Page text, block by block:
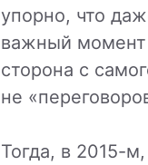
упорно, что
важный момент
сторона с
не
Тогда, в 2015-